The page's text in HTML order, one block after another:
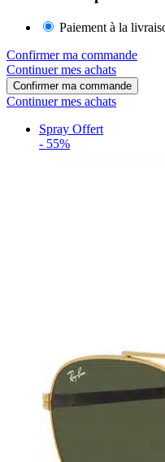
Paiement à la
Confirmer ma commande
Continuer mes achats
Confirmer ma commande
Continuer mes achats
Spray Offert
- 55%